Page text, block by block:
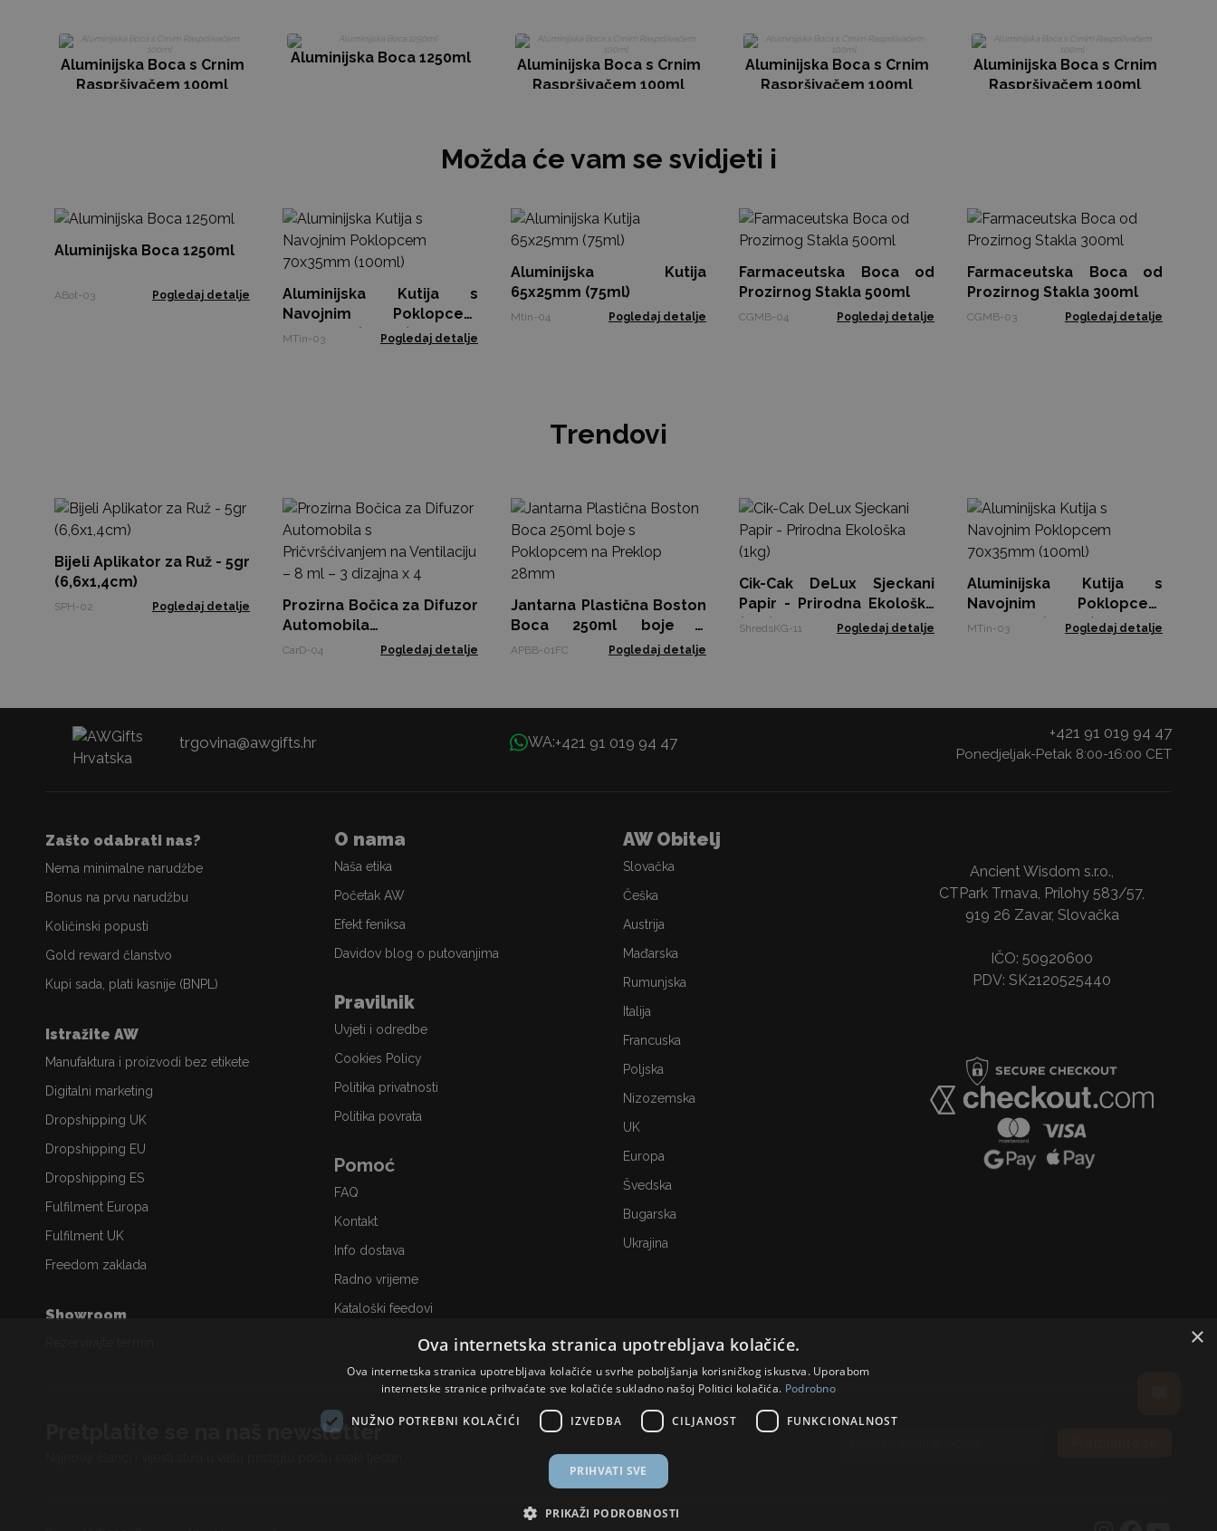
Aluminijska Boca s Crnim
Raspršivačem 100ml
Aluminijska Boca 1250ml
Aluminijska Boca s Crnim
Raspršivačem 100ml
Aluminijska Boca s Crnim
Raspršivačem 100ml
Aluminijska Boca s Crnim
Raspršivačem 100ml
Možda će vam se svidjeti i
Aluminijska Boca 1250ml
ABot-03 Pogledaj detalje
Aluminijska Kutija s
Navojnim Poklopcem
70x35mm (100ml)
MTin-03 Pogledaj detalje
Aluminijska Kutija
65x25mm (75ml)
Mtin-04 Pogledaj detalje
Farmaceutska Boca od
Prozirnog Stakla 500ml
CGMB-04 Pogledaj detalje
Farmaceutska Boca od
Prozirnog Stakla 300ml
CGMB-03 Pogledaj detalje
Trendovi
Bijeli Aplikator za Ruž - 5gr
(6,6x1,4cm)
SPH-02 Pogledaj detalje
Prozirna Bočica za Difuzor
Automobila s
Pričvršćivanjem na
CarD-04 Pogledaj detalje
Jantarna Plastična Boston
Boca 250ml boje s
Poklopcem na Preklop
APBB-01FC Pogledaj detalje
Cik-Cak DeLux Sjeckani
Papir - Prirodna Ekološka
(1kg)
ShredsKG-11 Pogledaj detalje
Aluminijska Kutija s
Navojnim Poklopcem
70x35mm (100ml)
MTin-03 Pogledaj detalje
trgovina@awgifts.hr WA:+421 91 019 94 47
+421 91 019 94 47
Ponedjeljak-Petak 8:00-16:00 CET
Zašto odabrati nas?
Nema minimalne narudžbe
Bonus na prvu narudžbu
Količinski popusti
Gold reward članstvo
Kupi sada, plati kasnije (BNPL)
Istražite AW
Manufaktura i proizvodi bez etikete
Digitalni marketing
Dropshipping UK
Dropshipping EU
Dropshipping ES
Fulfilment Europa
Fulfilment UK
Freedom zaklada
Showroom
O nama
Naša etika
Početak AW
Efekt feniksa
Davidov blog o putovanjima
Pravilnik
Uvjeti i odredbe
Cookies Policy
Politika privatnosti
Politika povrata
Pomoć
FAQ
Kontakt
Info dostava
Radno vrijeme
Kataloški feedovi
AW Obitelj
Slovačka
Češka
Austrija
Mađarska
Rumunjska
Italija
Francuska
Poljska
Nizozemska
UK
Europa
Švedska
Bugarska
Ukrajina
Ancient Wisdom s.r.o.,
CTPark Trnava, Prílohy 583/57,
919 26 Zavar, Slovačka
IČO: 50920600
PDV: SK2120525440
Pretplatite se na naš newsletter
×
Ova internetska stranica upotrebljava kolačiće.
Ova internetska stranica upotrebljava kolačiće u svrhe poboljšanja korisničkog iskustva. Uporabom
internetske stranice prihvaćate sve kolačiće sukladno našoj Politici kolačića. Podrobno
NUŽNO POTREBNI KOLAČIĆI IZVEDBA CILJANOST FUNKCIONALNOST
PRIHVATI SVE
PRIKAŽI PODROBNOSTI